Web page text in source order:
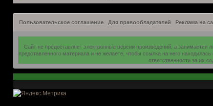
Пользовательское соглашение Для правообладателей Реклама на
Сайт не предоставляет электронные версии произведений, а
представленного материала и не желаете, чтобы ссылка на него
ответственности за их